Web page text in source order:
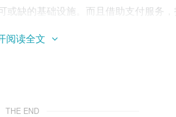
缺的基础设施。而且借助支付服务
物理社会到线上的投影，所以每个抖
自己想卖的东西卖到线下，还可以卖
，还建立了新的关系。”在张南看来,
阅读全文
THE END